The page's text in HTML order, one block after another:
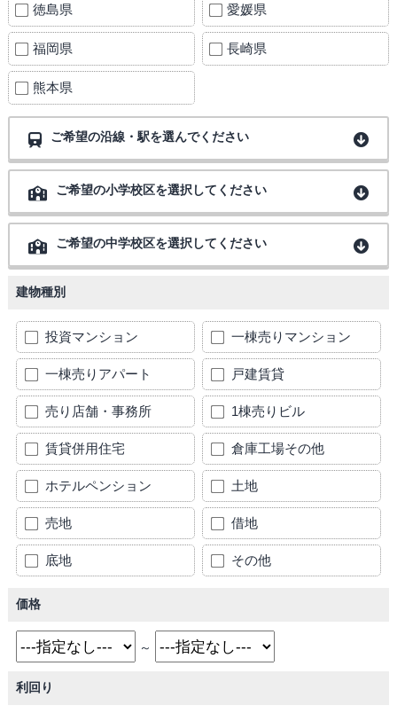
徳島県 愛媛県
福岡県 長崎県
熊本県
ご希望の沿線・駅を選んでください
ご希望の小学校区を選択してください
ご希望の中学校区を選択してください
建物種別
投資マンション 一棟売りマンション
一棟売りアパート 戸建賃貸
売り店舗・事務所 1棟売りビル
賃貸併用住宅 倉庫工場その他
ホテルペンション 土地
売地 借地
底地 その他
価格
～
利回り